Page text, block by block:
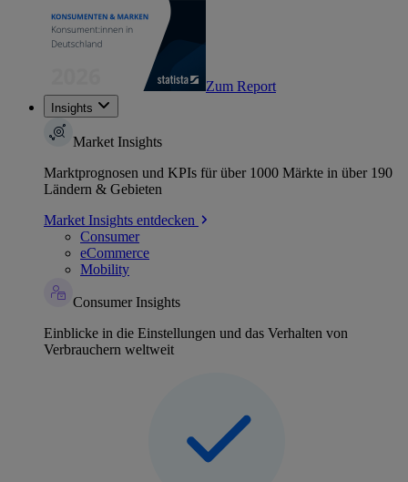
Zum Report
Insights
Market Insights
Marktprognosen und KPIs für über 1000 Märkte in über 190
Ländern & Gebieten
Market Insights entdecken
Consumer
eCommerce
Mobility
Consumer Insights
Einblicke in die Einstellungen und das Verhalten von
Verbrauchern weltweit